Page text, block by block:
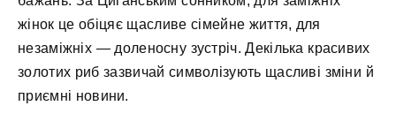
жінок це обіцяє щасливе сімейне життя, для
незаміжніх — доленосну зустріч. Декілька красивих
золотих риб зазвичай символізують щасливі зміни й
приємні новини.